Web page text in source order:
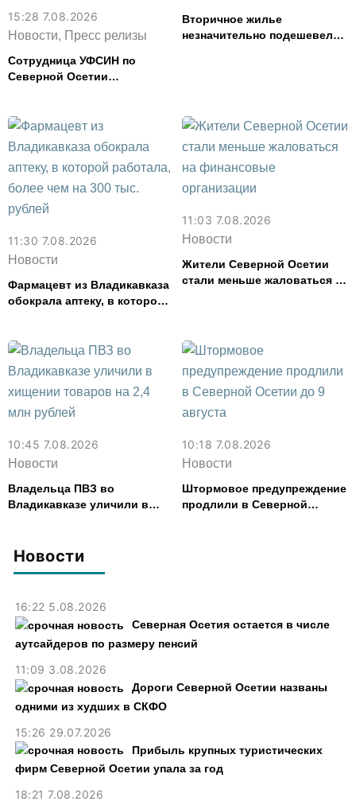
Новости
16:22 5.08.2026
Северная Осетия остается в числе
аутсайдеров по размеру пенсий
11:09 3.08.2026
Дороги Северной Осетии названы
одними из худших в СКФО
15:26 29.07.2026
Прибыль крупных туристических
фирм Северной Осетии упала за год
18:21 7.08.2026
15:28 7.08.2026
Новости, Пресс релизы
Сотрудница УФСИН по
Северной Осетии
смыслов»
Вторичное жилье
незначительно подешевело
11:30 7.08.2026
Новости
Фармацевт из Владикавказа
обокрала аптеку, в которой
11:03 7.08.2026
Новости
Жители Северной Осетии
стали меньше жаловаться на
10:45 7.08.2026
Новости
Владельца ПВЗ во
Владикавказе уличили в
10:18 7.08.2026
Новости
Штормовое предупреждение
продлили в Северной